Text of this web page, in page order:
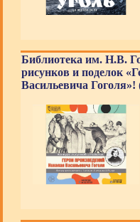
Библиотека им. Н.В.
рисунков и поделок
Васильевича Гоголя»!